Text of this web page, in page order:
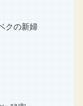
クの新婦